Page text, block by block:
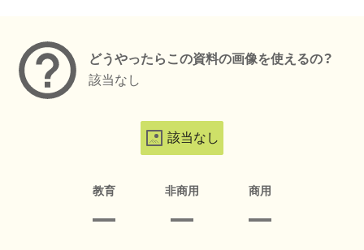
どうやったらこの資料の画像を使えるの？
該当なし
該当なし
教育 非商用 商用